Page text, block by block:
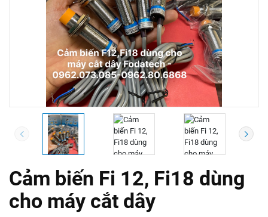
Cảm biến Fi 12, Fi18 dùng
cho máy cắt dây